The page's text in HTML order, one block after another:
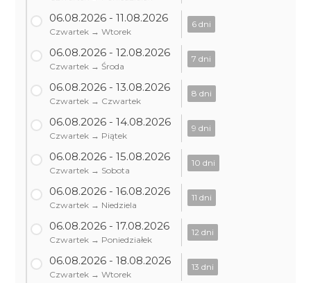
06.08.2026 - 11.08.2026
Czwartek → Wtorek
6 dni
06.08.2026 - 12.08.2026
Czwartek → Środa
7 dni
06.08.2026 - 13.08.2026
Czwartek → Czwartek
8 dni
06.08.2026 - 14.08.2026
Czwartek → Piątek
9 dni
06.08.2026 - 15.08.2026
Czwartek → Sobota
10 dni
06.08.2026 - 16.08.2026
Czwartek → Niedziela
11 dni
06.08.2026 - 17.08.2026
Czwartek → Poniedziałek
12 dni
06.08.2026 - 18.08.2026
Czwartek → Wtorek
13 dni